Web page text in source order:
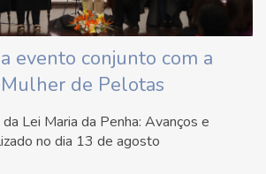
evento conjunto com a
de Pelotas
Lei Maria da Penha: Avanços e
no dia 13 de agosto